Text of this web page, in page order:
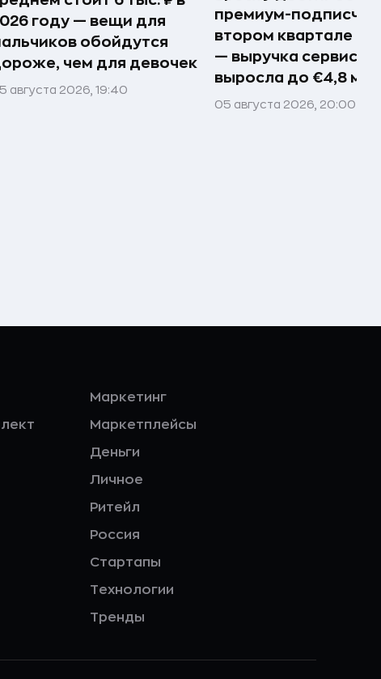
году — вещи для
обойдутся
чем для девочек
августа 2026, 19:40
премиум-
втором квартале
— выручка сервиса
выросла до €4,8
05 августа 2026, 20:00
Маркетинг
Маркетплейсы
Деньги
Личное
Ритейл
Россия
Стартапы
Технологии
Тренды